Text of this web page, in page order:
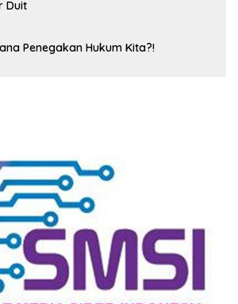
Duit
Penegakan Hukum Kita?!